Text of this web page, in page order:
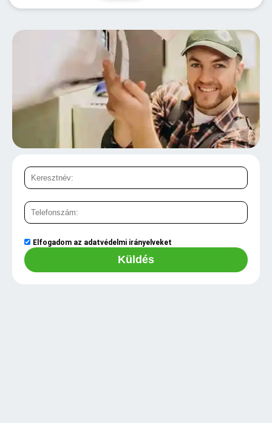
Elfogadom az adatvédelmi irányelveket
Küldés